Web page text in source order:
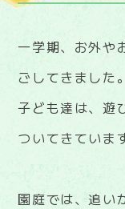
一学期、お外や
ごしてきました。
子ども達は、遊
ついてきていま
園庭では、追い